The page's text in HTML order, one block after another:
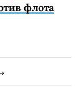
флота